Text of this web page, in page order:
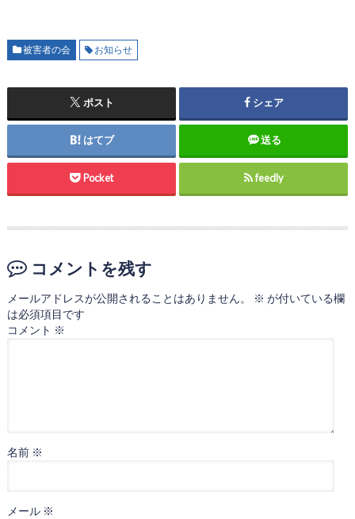
被害者の会 お知らせ
ポスト シェア
はてブ 送る
Pocket feedly
コメントを残す
メールアドレスが公開されることはありません。 ※ が付いている欄
は必須項目です
コメント ※
名前 ※
メール ※